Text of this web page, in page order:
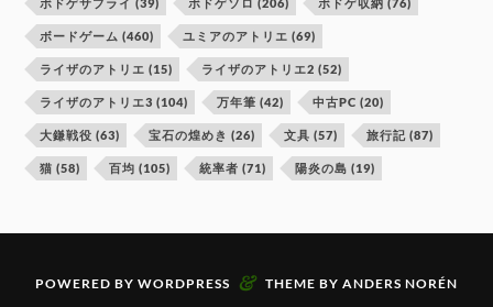
ボードゲーム (460) ユミアのアトリエ (69)
ライザのアトリエ (15) ライザのアトリエ2 (52)
ライザのアトリエ3 (104) 万年筆 (42) 中古PC (20)
大鎌戦役 (63) 宝石の煌めき (26) 文具 (57) 旅行記 (87)
猫 (58) 百均 (105) 統率者 (71) 陽炎の島 (19)
POWERED BY WORDPRESS & THEME BY ANDERS NORÉN